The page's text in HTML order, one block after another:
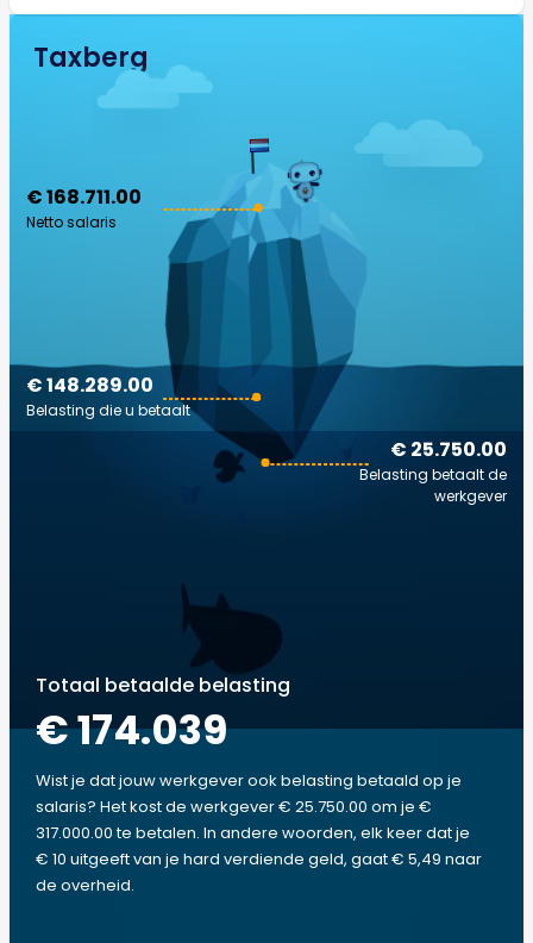
Taxberg
€ 168.711.00
Netto salaris
€ 25.750.00
Belasting betaalt de
werkgever
€ 148.289.00
Belasting die u betaalt
Totaal betaalde belasting
€ 174.039
Wist je dat jouw werkgever ook belasting betaald op je
salaris? Het kost de werkgever € 25.750.00 om je €
317.000.00 te betalen. In andere woorden, elk keer dat je
€ 10 uitgeeft van je hard verdiende geld, gaat € 5,49 naar
de overheid.